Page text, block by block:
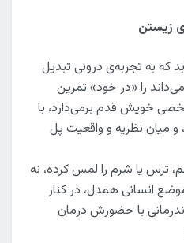
زیستن
که به تجربه‌ی درونی تبدیل
را «در خود» تمرین
خویش قدم برمی‌دارد، با
میان نظریه و واقعیت پل
ترس یا شرم را لمس کرده، نه
‌انسانی همدل، در کنار
با حضورش درمان